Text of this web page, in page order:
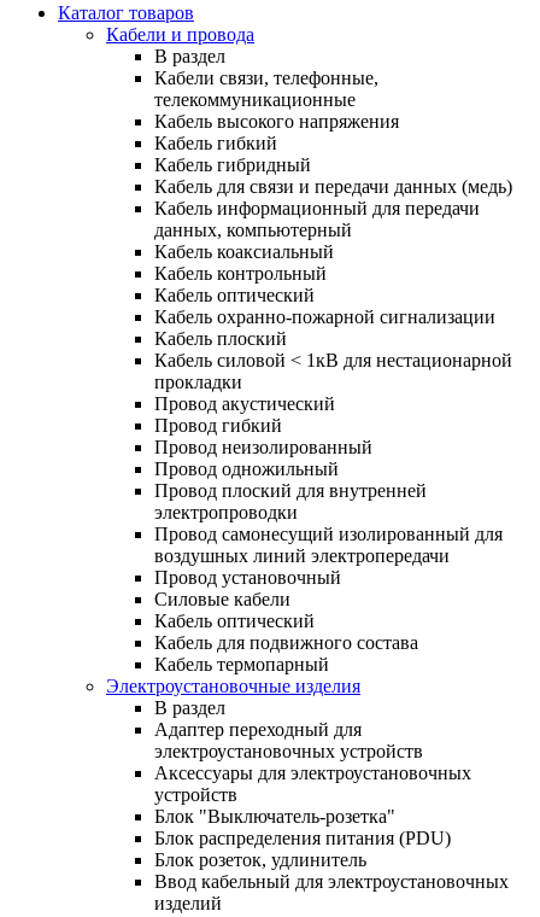
Каталог товаров
Кабели и провода
В раздел
Кабели связи, телефонные,
телекоммуникационные
Кабель высокого напряжения
Кабель гибкий
Кабель гибридный
Кабель для связи и передачи данных (медь)
Кабель информационный для передачи
данных, компьютерный
Кабель коаксиальный
Кабель контрольный
Кабель оптический
Кабель охранно-пожарной сигнализации
Кабель плоский
Кабель силовой < 1кВ для нестационарной
прокладки
Провод акустический
Провод гибкий
Провод неизолированный
Провод одножильный
Провод плоский для внутренней
электропроводки
Провод самонесущий изолированный для
воздушных линий электропередачи
Провод установочный
Силовые кабели
Кабель оптический
Кабель для подвижного состава
Кабель термопарный
Электроустановочные изделия
В раздел
Адаптер переходный для
электроустановочных устройств
Аксессуары для электроустановочных
устройств
Блок "Выключатель-розетка"
Блок распределения питания (PDU)
Блок розеток, удлинитель
Ввод кабельный для электроустановочных
изделий